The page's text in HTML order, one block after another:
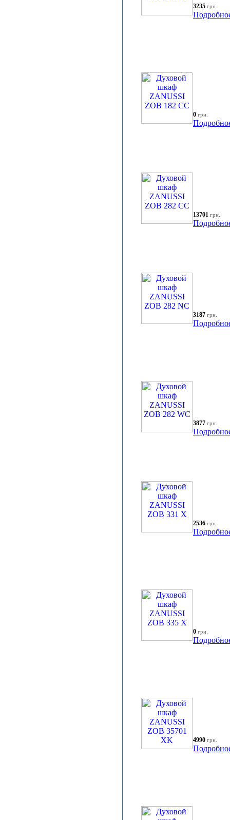
3235 грн.
0 грн.
13701 грн.
3187 грн.
3877 грн.
2536 грн.
0 грн.
4990 грн.